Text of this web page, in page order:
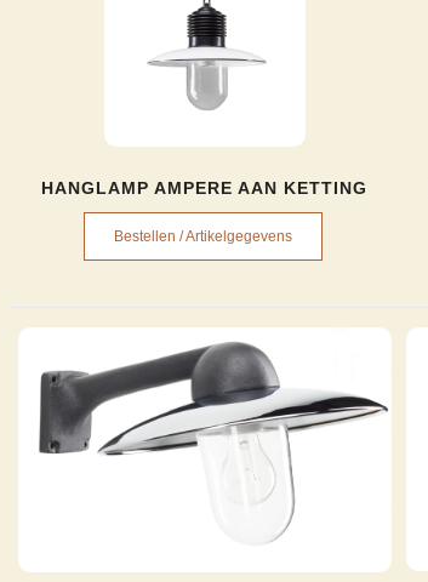
HANGLAMP AMPERE AAN KETTING
Bestellen / Artikelgegevens